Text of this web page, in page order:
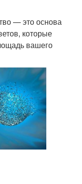
— это основа
которые
вашего